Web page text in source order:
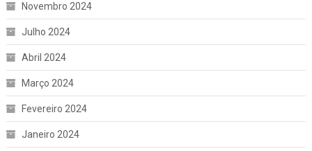
Novembro 2024
Julho 2024
Abril 2024
Março 2024
Fevereiro 2024
Janeiro 2024